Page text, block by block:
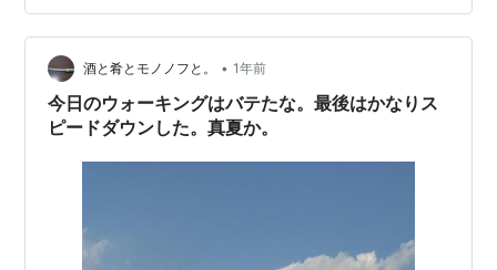
内閣によって定められており、字数にして2136字が登録
されています。その常用漢字表には、漢字だけでなく読
み方も記されているので…
酒と肴とモノノフと。 • 1年前
今日のウォーキングはバテたな。最後はかなりス
ピードダウンした。真夏か。